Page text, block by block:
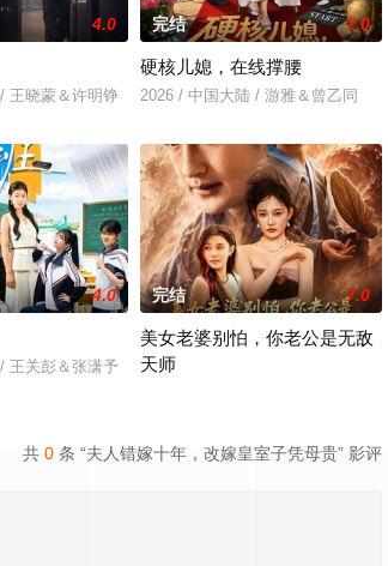
4.0
王晓蒙＆许明铮
完结 7.0
硬核儿媳，在线撑腰
2026 / 中国大陆 / 游雅＆曾乙同
4.0
王关彭＆张潇予
完结 7.0
美女老婆别怕，你老公是无敌
天师
共 0 条 “夫人错嫁十年，改嫁皇室子凭母贵” 影评